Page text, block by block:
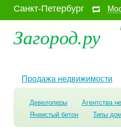
Санкт-Петербург
Загород.ру
Продажа недвижимости
Девелоперы Агентства
Ячеистый бетон
Типы